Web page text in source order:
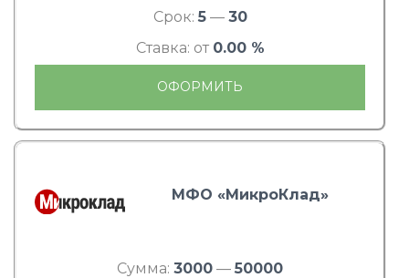
Срок: 5— 30
Ставка: от 0.00 %
ОФОРМИТЬ
МФО «МикроКлад»
Сумма: 3000 — 50000